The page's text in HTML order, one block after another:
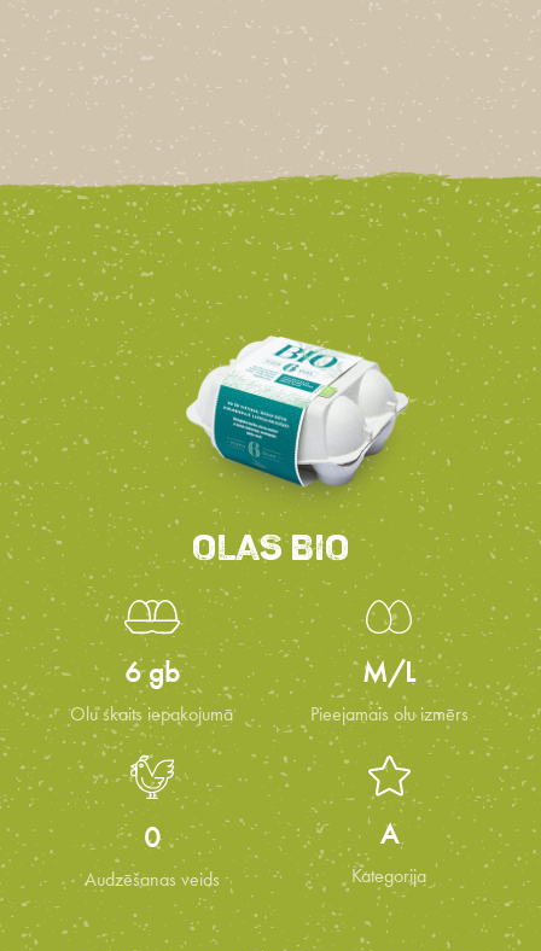
OLAS BIO
6 gb
Olu skaits iepakojumā
M/L
Pieejamais olu izmērs
0
Audzēšanas veids
A
Kategorija